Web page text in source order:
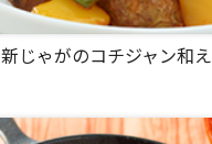
新じゃがのコチジャン和え